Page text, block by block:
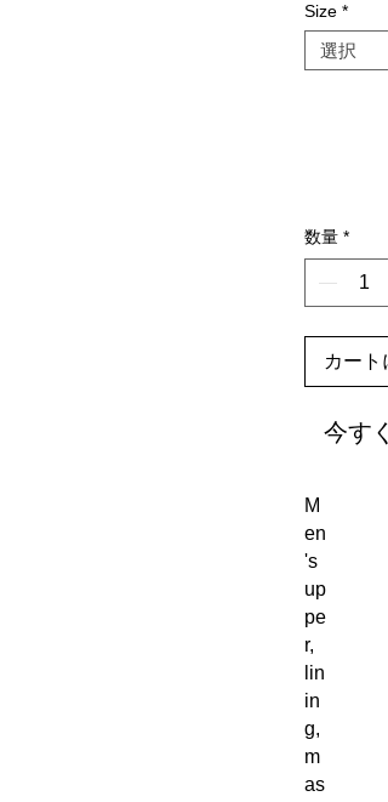
Size *
数量 *
カート
今す
M
en
's
up
pe
r,
lin
in
g,
m
as